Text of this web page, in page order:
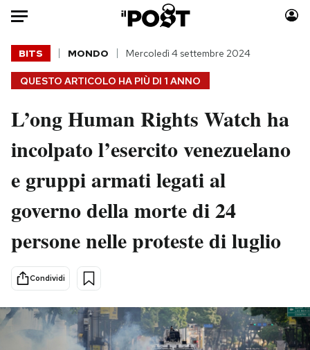
Auto
HOME
Italia
Politica
Tecnologia
Internet
Scienza
Sport
Moda
Consumismi
Storie/Idee
Ok Boomer!
Media
Europa
PODCAST
QUESTO ARTICOLO HA PIÙ DI 1 ANNO
BITS MONDO Mercoledì 4 settembre 2024
L’ong Human Rights Watch ha
incolpato l’esercito venezuelano
e gruppi armati legati al
governo della morte di 24
persone nelle proteste di luglio
Condividi